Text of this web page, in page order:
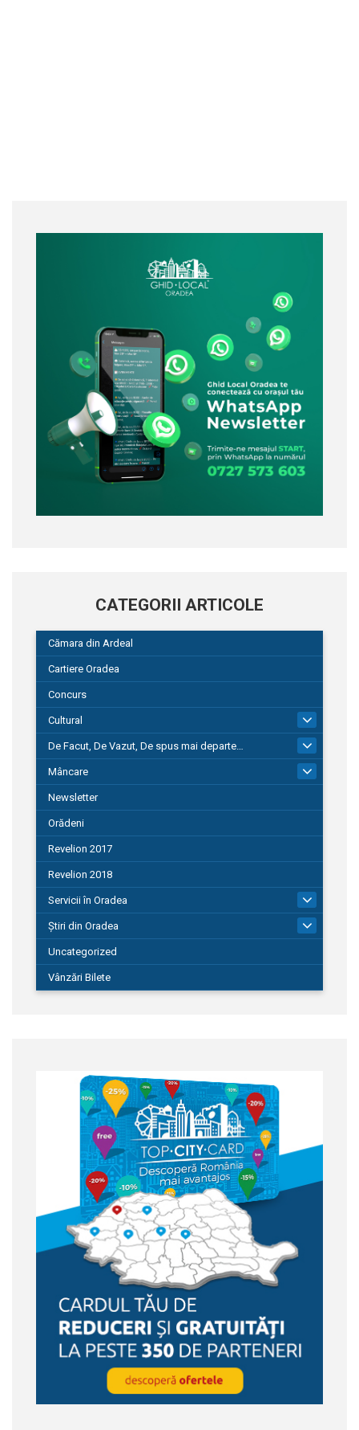
CATEGORII ARTICOLE
Cămara din Ardeal
Cartiere Oradea
Concurs
Cultural
De Facut, De Vazut, De spus mai departe…
580
Mâncare
Newsletter
Orădeni
Revelion 2017
Revelion 2018
Servicii în Oradea
Știri din Oradea
Uncategorized
Vânzări Bilete